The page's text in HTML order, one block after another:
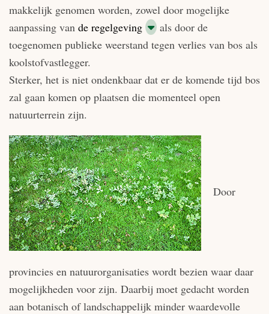
makkelijk genomen worden, zowel door mogelijke
aanpassing van de regelgeving
als door de
toegenomen publieke weerstand tegen verlies van bos als
koolstofvastlegger.
Sterker, het is niet ondenkbaar dat er de komende tijd bos
zal gaan komen op plaatsen die momenteel open
natuurterrein zijn.
Door
provincies en natuurorganisaties wordt bezien waar daar
mogelijkheden voor zijn. Daarbij moet gedacht worden
aan botanisch of landschappelijk minder waardevolle